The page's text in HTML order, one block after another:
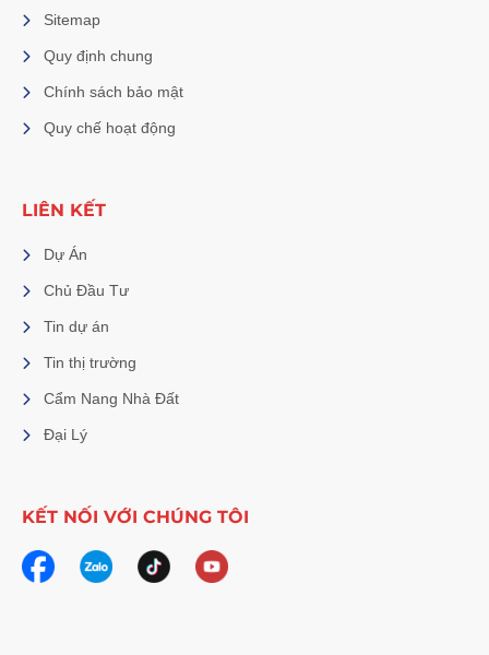
Sitemap
Quy định chung
Chính sách bảo mật
Quy chế hoạt động
LIÊN KẾT
Dự Án
Chủ Đầu Tư
Tin dự án
Tin thị trường
Cẩm Nang Nhà Đất
Đại Lý
KẾT NỐI VỚI CHÚNG TÔI